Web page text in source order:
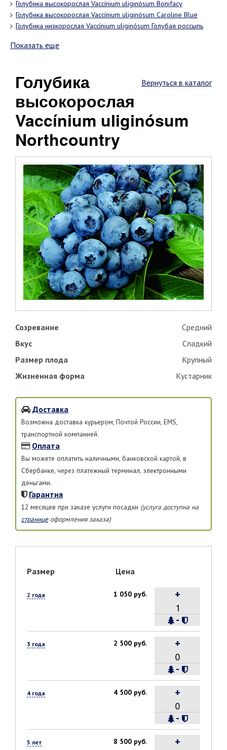
Голубика высокорослая Vaccínium uliginósum Bonifacy
Голубика высокорослая Vaccínium uliginósum Caroline Blue
Голубика низкорослая Vaccínium uliginósum Голубая россыпь
Показать еще
Вернуться в каталог
Голубика
высокорослая
Vaccínium uliginósum
Northcountry
Созревание
Средний
Вкус
Сладкий
Размер плода
Крупный
Жизненная форма
Кустарник
Доставка
Возможна доставка курьером, Почтой России, EMS,
транспортной компанией.
Оплата
Вы можете оплатить наличными, банковской картой, в
Сбербанке, через платежный терминал, электронными
деньгами.
Гарантия
12 месяцев при заказе услуги посадки (услуга доступна на
страницеоформления заказа)
Размер Цена
2 года 1 050 руб.
-
+
3 года 2 500 руб.
-
+
4 года 4 500 руб.
-
+
5 лет 8 500 руб. +